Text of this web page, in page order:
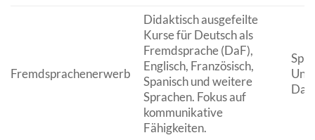
Fremdsprachenerwerb
Didaktisch ausgefeilte
Kurse für Deutsch als
Fremdsprache (DaF),
Englisch, Französisch,
Spanisch und weitere
Sprachen. Fokus auf
kommunikative
Fähigkeiten.